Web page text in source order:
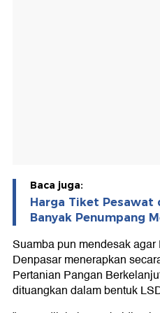
Baca juga:
Harga Tiket
Banyak Penumpang
Suamba pun mendesak
Denpasar menerapkan
Pertanian Pangan
dituangkan dalam bentuk